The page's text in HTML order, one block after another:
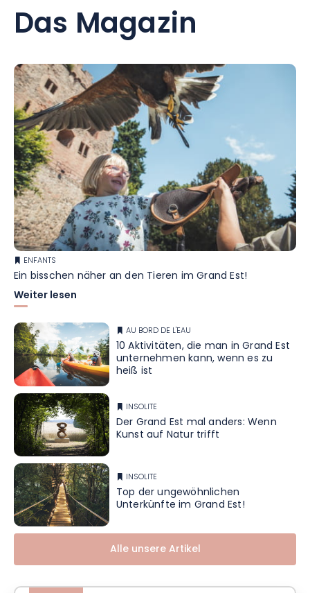
Das Magazin
ENFANTS
Ein bisschen näher an den Tieren im Grand Est!
Weiter lesen
AU BORD DE L'EAU
10 Aktivitäten, die man in Grand Est
unternehmen kann, wenn es zu
heiß ist
INSOLITE
Der Grand Est mal anders: Wenn
Kunst auf Natur trifft
INSOLITE
Top der ungewöhnlichen
Unterkünfte im Grand Est!
Alle unsere Artikel